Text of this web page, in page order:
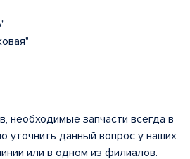
необходимые запчасти всегда в
уточнить данный вопрос у наших
или в одном из филиалов.